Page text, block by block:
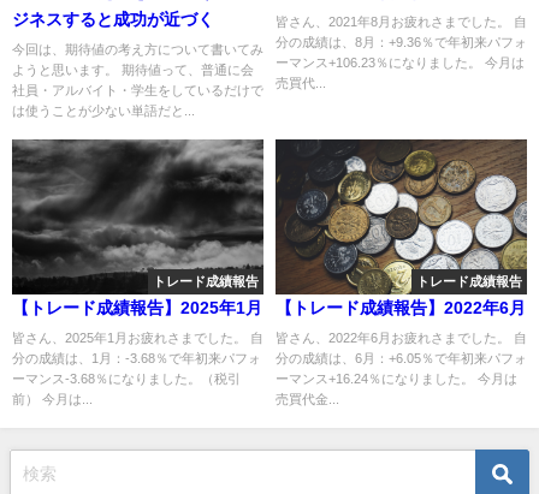
ジネスすると成功が近づく
今回は、期待値の考え方について書いてみ
ようと思います。 期待値って、普通に会
社員・アルバイト・学生をしているだけで
は使うことが少ない単語だと...
皆さん、2021年8月お疲れさまでした。 自
分の成績は、8月：+9.36％で年初来パフォ
ーマンス+106.23％になりました。 今月は
売買代...
トレード成績報告
【トレード成績報告】2025年1月
皆さん、2025年1月お疲れさまでした。 自
分の成績は、1月：-3.68％で年初来パフォ
ーマンス-3.68％になりました。（税引
前） 今月は...
トレード成績報告
【トレード成績報告】2022年6月
皆さん、2022年6月お疲れさまでした。 自
分の成績は、6月：+6.05％で年初来パフォ
ーマンス+16.24％になりました。 今月は
売買代金...